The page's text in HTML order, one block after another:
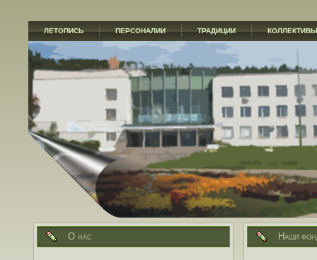
ЛЕТОПИСЬ ПЕРСОНАЛИИ ТРАДИЦИИ КОЛЛЕКТИВЫ
О нас Наши